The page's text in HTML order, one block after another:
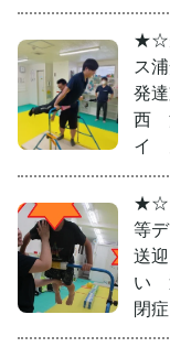
★☆
ス
発
西
イ
等
送
い
閉症